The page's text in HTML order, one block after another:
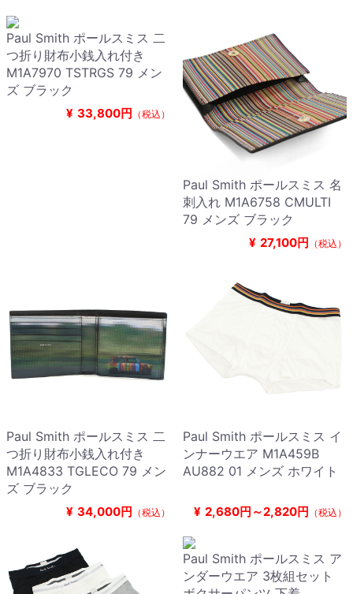
Paul Smith ポールスミス 二
つ折り財布小銭入れ付き
M1A7970 TSTRGS 79 メン
ズ ブラック
¥ 33,800円 （税込）
Paul Smith ポールスミス 名
刺入れ M1A6758 CMULTI
79 メンズ ブラック
¥ 27,100円 （税込）
Paul Smith ポールスミス 二
つ折り財布小銭入れ付き
M1A4833 TGLECO 79 メン
ズ ブラック
¥ 34,000円 （税込）
Paul Smith ポールスミス イ
ンナーウエア M1A459B
AU882 01 メンズ ホワイト
¥ 2,680円～2,820円 （税込）
Paul Smith ポールスミス ア
ンダーウエア 3枚組セット